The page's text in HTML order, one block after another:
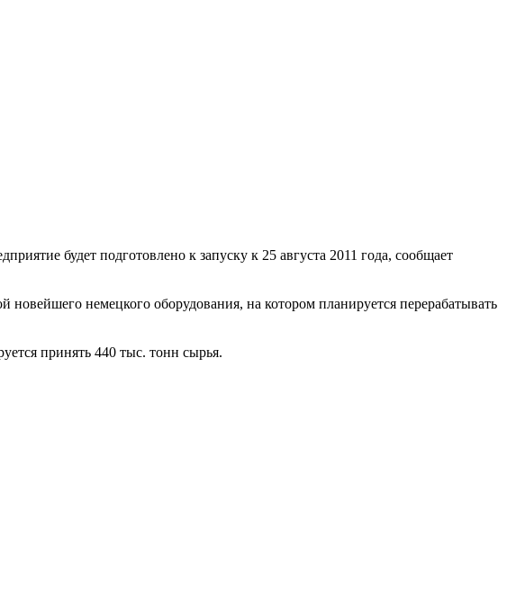
будет подготовлено к запуску к 25 августа 2011 года, сообщает
немецкого оборудования, на котором планируется перерабатывать
принять 440 тыс. тонн сырья.